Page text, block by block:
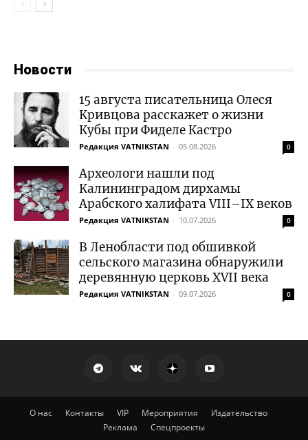
Новости
15 августа писательница Олеся
Кривцова расскажет о жизни
Кубы при Фиделе Кастро
Редакция VATNIKSTAN - 05.08.2026 0
Археологи нашли под
Калининградом дирхамы
Арабского халифата VIII–IX веков
Редакция VATNIKSTAN - 10.07.2026 0
В Ленобласти под обшивкой
сельского магазина обнаружили
деревянную церковь XVII века
Редакция VATNIKSTAN - 09.07.2026 0
О нас Контакты VIP Мероприятия
Издательство
Реклама
Спецпроекты